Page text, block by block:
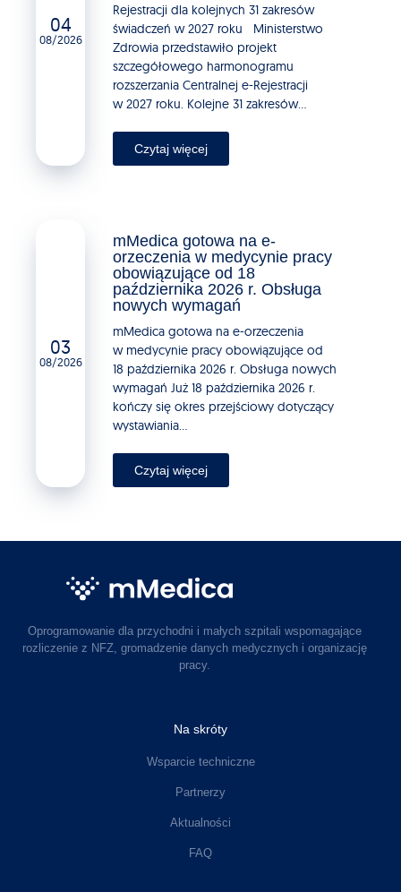
04
08/2026
Rejestracji dla kolejnych 31 zakresów
świadczeń w 2027 roku Ministerstwo
Zdrowia przedstawiło projekt
szczegółowego harmonogramu
rozszerzania Centralnej e-Rejestracji
w 2027 roku. Kolejne 31 zakresów...
Czytaj więcej
03
08/2026
mMedica gotowa na e-
orzeczenia w medycynie pracy
obowiązujące od 18
października 2026 r. Obsługa
nowych wymagań
mMedica gotowa na e-orzeczenia
w medycynie pracy obowiązujące od
18 października 2026 r. Obsługa nowych
wymagań Już 18 października 2026 r.
kończy się okres przejściowy dotyczący
wystawiania...
Czytaj więcej
Oprogramowanie dla przychodni i małych szpitali wspomagające
rozliczenie z NFZ, gromadzenie danych medycznych i organizację
pracy.
Na skróty
Wsparcie techniczne
Partnerzy
Aktualności
FAQ